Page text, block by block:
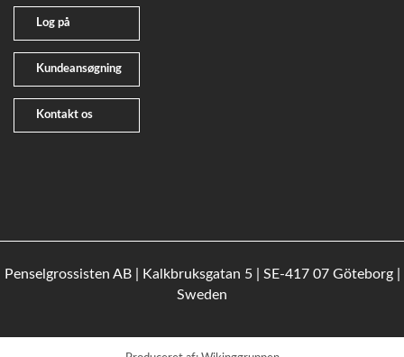
Kontakt os
Kundeansøgning
Log på
Penselgrossisten AB | Kalkbruksgatan 5 | SE-417 07 Göteborg |
Sweden